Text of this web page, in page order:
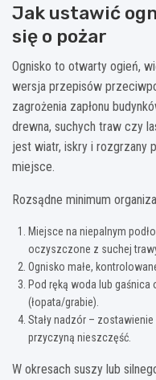
Jak ustawić
się o pożar
Ognisko to otwarty ogień,
wersja przepisów
zagrożenia zapłonu
drewna, suchych traw czy
jest wiatr, iskry i rozgrzany
miejsce.
Rozsądne minimum
Miejsce na niepalnym
oczyszczone z suchej
Ognisko małe,
Pod ręką woda lub
(łopata/grabie).
Stały nadzór –
przyczyną nieszczęść.
W okresach suszy lub